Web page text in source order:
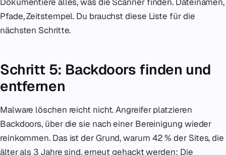
Dokumentiere alles, was die Scanner finden. Dateinamen,
Pfade, Zeitstempel. Du brauchst diese Liste für die
nächsten Schritte.
Schritt 5: Backdoors finden und
entfernen
Malware löschen reicht nicht. Angreifer platzieren
Backdoors, über die sie nach einer Bereinigung wieder
reinkommen. Das ist der Grund, warum 42 % der Sites, die
älter als 3 Jahre sind, erneut gehackt werden: Die